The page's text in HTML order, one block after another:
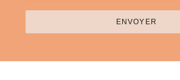
ENVOYER